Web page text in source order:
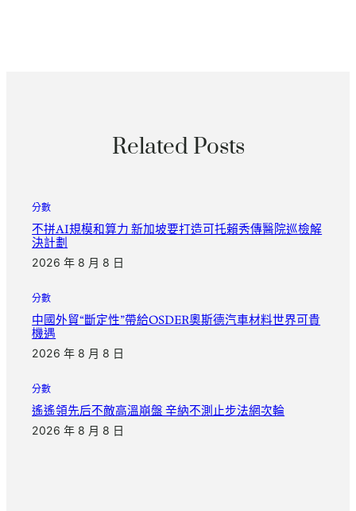
Related Posts
分數
不拼AI規模和算力 新加坡要打造可托賴秀傳醫院巡檢解
決計劃
2026 年 8 月 8 日
分數
中國外貿“斷定性”帶給OSDER奧斯德汽車材料世界可貴
機遇
2026 年 8 月 8 日
分數
遙遙領先后不敵高溫崩盤 辛納不測止步法網次輪
2026 年 8 月 8 日